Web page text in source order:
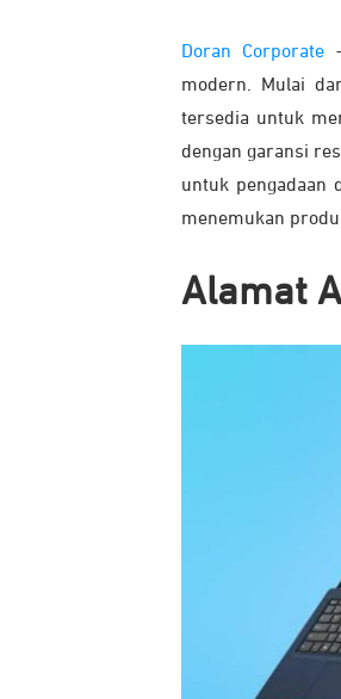
Doran Corporate
modern. Mulai
tersedia untuk
dengan garansi
untuk pengadaan
menemukan
Alamat